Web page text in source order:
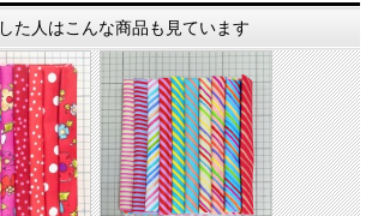
た人はこんな商品も見ています